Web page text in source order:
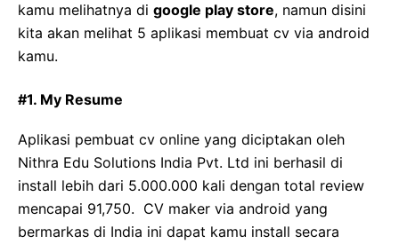
kamu melihatnya di google play store, namun disini
kita akan melihat 5 aplikasi membuat cv via android
kamu.
#1. My Resume
Aplikasi pembuat cv online yang diciptakan oleh
Nithra Edu Solutions India Pvt. Ltd ini berhasil di
install lebih dari 5.000.000 kali dengan total review
mencapai 91,750. CV maker via android yang
bermarkas di India ini dapat kamu install secara